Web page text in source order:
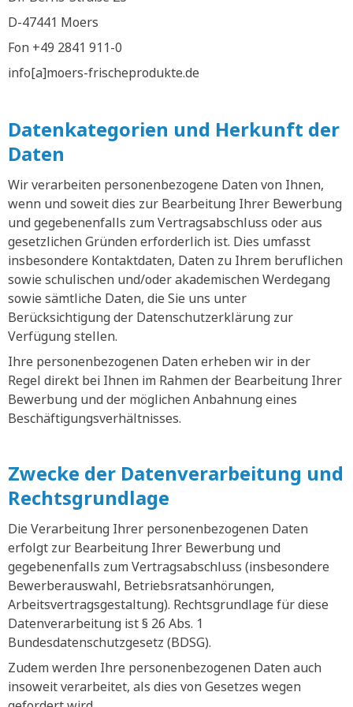
D-47441 Moers
Fon +49 2841 911-0
info[a]moers-frischeprodukte.de
Datenkategorien und Herkunft der
Daten
Wir verarbeiten personenbezogene Daten von Ihnen,
wenn und soweit dies zur Bearbeitung Ihrer Bewerbung
und gegebenenfalls zum Vertragsabschluss oder aus
gesetzlichen Gründen erforderlich ist. Dies umfasst
insbesondere Kontaktdaten, Daten zu Ihrem beruflichen
sowie schulischen und/oder akademischen Werdegang
sowie sämtliche Daten, die Sie uns unter
Berücksichtigung der Datenschutzerklärung zur
Verfügung stellen.
Ihre personenbezogenen Daten erheben wir in der
Regel direkt bei Ihnen im Rahmen der Bearbeitung Ihrer
Bewerbung und der möglichen Anbahnung eines
Beschäftigungsverhältnisses.
Zwecke der Datenverarbeitung und
Rechtsgrundlage
Die Verarbeitung Ihrer personenbezogenen Daten
erfolgt zur Bearbeitung Ihrer Bewerbung und
gegebenenfalls zum Vertragsabschluss (insbesondere
Bewerberauswahl, Betriebsratsanhörungen,
Arbeitsvertragsgestaltung). Rechtsgrundlage für diese
Datenverarbeitung ist § 26 Abs. 1
Bundesdatenschutzgesetz (BDSG).
Zudem werden Ihre personenbezogenen Daten auch
insoweit verarbeitet, als dies von Gesetzes wegen